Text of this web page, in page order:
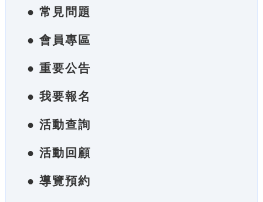
● 常見問題
● 會員專區
● 重要公告
● 我要報名
● 活動查詢
● 活動回顧
● 導覽預約